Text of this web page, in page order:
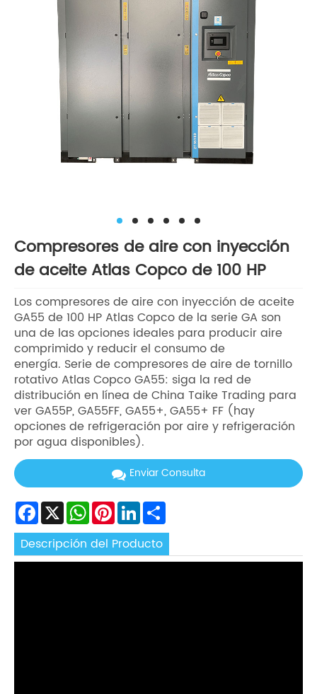
Compresores de aire con inyección
de aceite Atlas Copco de 100 HP
Los compresores de aire con inyección de aceite
GA55 de 100 HP Atlas Copco de la serie GA son
una de las opciones ideales para producir aire
comprimido y reducir el consumo de
energía. Serie de compresores de aire de tornillo
rotativo Atlas Copco GA55: siga la red de
distribución en línea de China Taike Trading para
ver GA55P, GA55FF, GA55+, GA55+ FF (hay
opciones de refrigeración por aire y refrigeración
por agua disponibles).
Enviar Consulta
Facebook
X WhatsApp
Pinterest
LinkedIn
Descripción del Producto